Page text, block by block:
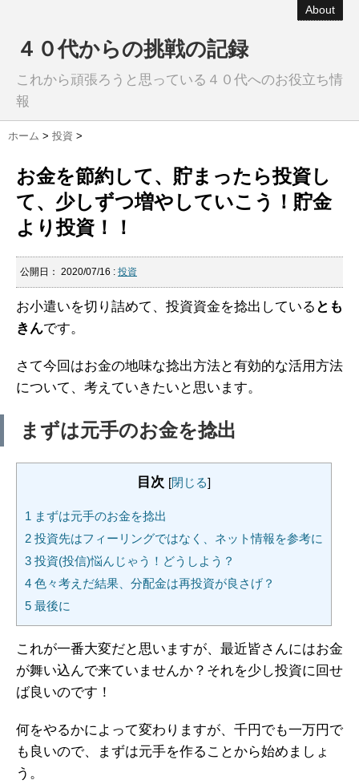
About
４０代からの挑戦の記録
これから頑張ろうと思っている４０代へのお役立ち情
報
ホーム > 投資 >
お金を節約して、貯まったら投資し
て、少しずつ増やしていこう！貯金
より投資！！
公開日： 2020/07/16 : 投資
お小遣いを切り詰めて、投資資金を捻出している とも
きんです。
さて今回はお金の地味な捻出方法と有効的な活用方法
について、考えていきたいと思います。
まずは元手のお金を捻出
目次 [閉じる]
1 まずは元手のお金を捻出
2 投資先はフィーリングではなく、ネット情報を参考に
3 投資(投信)悩んじゃう！どうしよう？
4 色々考えだ結果、分配金は再投資が良さげ？
5 最後に
これが一番大変だと思いますが、最近皆さんにはお金
が舞い込んで来ていませんか？それを少し投資に回せ
ば良いのです！
何をやるかによって変わりますが、千円でも一万円で
も良いので、まずは元手を作ることから始めましょ
う。